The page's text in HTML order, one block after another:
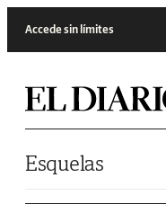
Accede sin límites
Esquelas